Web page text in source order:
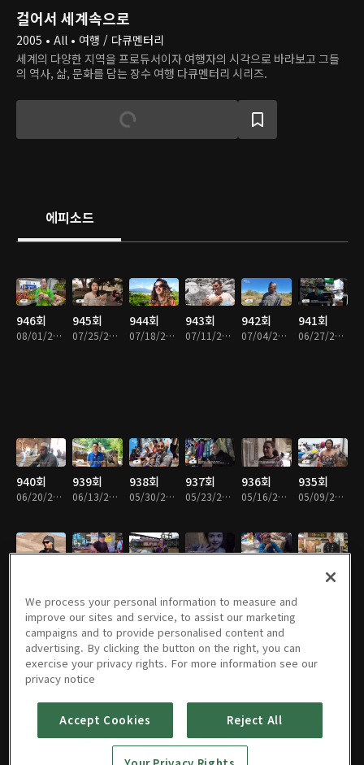
걸어서 세계속으로
2005 • All • 여행 / 다큐멘터리
세계의 다양한 지역을 프로듀서이자 여행자의 시각으로 바라보고 그들
의 역사, 삶, 문화를 담는 장수 여행 다큐멘터리 시리즈.
에피소드
946회
08/01/2026 • 49분
945회
07/25/2026 • 49분
944회
07/18/2026 • 49분
943회
07/11/2026 • 49분
942회
07/04/2026 • 49분
941회
06/27/2026 • 48분
940회
06/20/2026 • 49분
939회
06/13/2026 • 49분
938회
05/30/2026 • 48분
937회
05/23/2026 • 49분
936회
05/16/2026 • 49분
935회
05/09/2026 • 49분
929회
928회
03/07/2026 • 49분
927회 926회 925회 924회 923회
We process your personal information to measure and
improve our sites and service, to assist our marketing
campaigns and to provide personalised content and
advertising. By clicking the button on the right, you can
exercise your privacy rights. For more information see our
privacy notice
Accept Cookies Reject All